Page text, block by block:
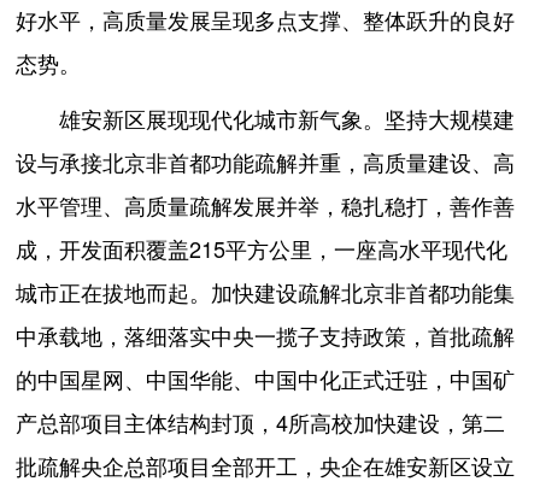
好水平，高质量发展呈现多点支撑、整体跃升的良好
态势。
雄安新区展现现代化城市新气象。坚持大规模建
设与承接北京非首都功能疏解并重，高质量建设、高
水平管理、高质量疏解发展并举，稳扎稳打，善作善
成，开发面积覆盖215平方公里，一座高水平现代化
城市正在拔地而起。加快建设疏解北京非首都功能集
中承载地，落细落实中央一揽子支持政策，首批疏解
的中国星网、中国华能、中国中化正式迁驻，中国矿
产总部项目主体结构封顶，4所高校加快建设，第二
批疏解央企总部项目全部开工，央企在雄安新区设立